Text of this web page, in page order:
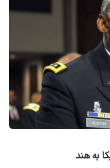
به هند